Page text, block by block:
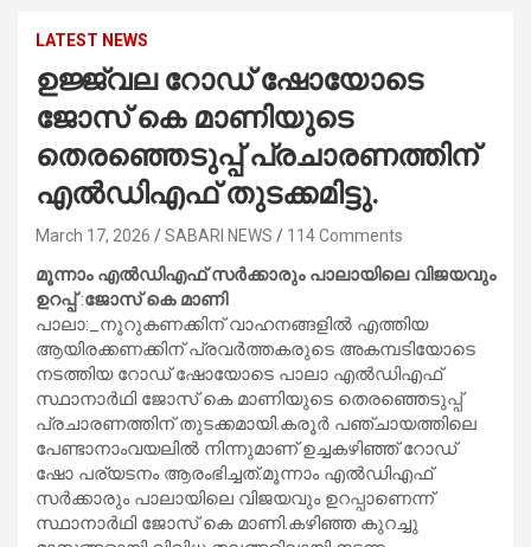
LATEST NEWS
ഉജ്ജ്വല റോഡ് ഷോയോടെ
ജോസ് കെ മാണിയുടെ
തെരഞ്ഞെടുപ്പ് പ്രചാരണത്തിന്
എൽഡിഎഫ് തുടക്കമിട്ടു.
March 17, 2026 SABARI NEWS 114 Comments
മൂന്നാം എൽഡിഎഫ് സർക്കാരും പാലായിലെ വിജയവും
ഉറപ്പ്:ജോസ് കെ മാണി
പാലാ:_നൂറുകണക്കിന് വാഹനങ്ങളിൽ എത്തിയ
ആയിരക്കണക്കിന് പ്രവർത്തകരുടെ അകമ്പടിയോടെ
നടത്തിയ റോഡ് ഷോയോടെ പാലാ എൽഡിഎഫ്
സ്ഥാനാർഥി ജോസ് കെ മാണിയുടെ തെരഞ്ഞെടുപ്പ്
പ്രചാരണത്തിന് തുടക്കമായി.കരൂർ പഞ്ചായത്തിലെ
പേണ്ടാനാംവയലിൽ നിന്നുമാണ് ഉച്ചകഴിഞ്ഞ് റോഡ്
ഷോ പര്യടനം ആരംഭിച്ചത്.മൂന്നാം എൽഡിഎഫ്
സർക്കാരും പാലായിലെ വിജയവും ഉറപ്പാണെന്ന്
സ്ഥാനാർഥി ജോസ് കെ മാണി.കഴിഞ്ഞ കുറച്ചു